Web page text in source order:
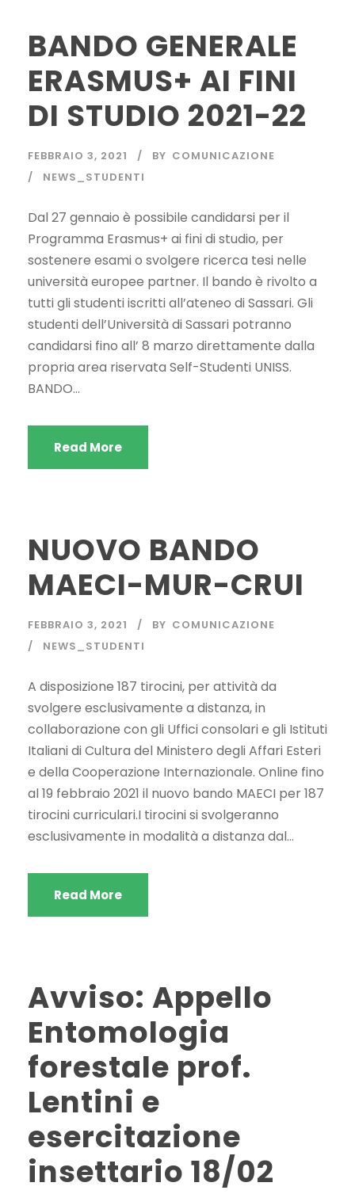
BANDO GENERALE
ERASMUS+ AI FINI
DI STUDIO 2021-22
FEBBRAIO 3, 2021 BY COMUNICAZIONE
NEWS_STUDENTI
Dal 27 gennaio è possibile candidarsi per il
Programma Erasmus+ ai fini di studio, per
sostenere esami o svolgere ricerca tesi nelle
università europee partner. Il bando è rivolto a
tutti gli studenti iscritti all’ateneo di Sassari. Gli
studenti dell’Università di Sassari potranno
candidarsi fino all’ 8 marzo direttamente dalla
propria area riservata Self-Studenti UNISS.
BANDO...
Read More
NUOVO BANDO
MAECI-MUR-CRUI
FEBBRAIO 3, 2021 BY COMUNICAZIONE
NEWS_STUDENTI
A disposizione 187 tirocini, per attività da
svolgere esclusivamente a distanza, in
collaborazione con gli Uffici consolari e gli Istituti
Italiani di Cultura del Ministero degli Affari Esteri
e della Cooperazione Internazionale. Online fino
al 19 febbraio 2021 il nuovo bando MAECI per 187
tirocini curriculari.I tirocini si svolgeranno
esclusivamente in modalità a distanza dal...
Read More
Avviso: Appello
Entomologia
forestale prof.
Lentini e
esercitazione
insettario 18/02